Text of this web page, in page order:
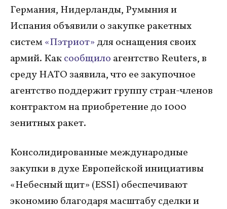
Германия, Нидерланды, Румыния и
Испания объявили о закупке ракетных
систем«Пэтриот»для оснащения своих
армий. Каксообщило агентство Reuters, в
среду НАТО заявила, что ее закупочное
агентство поддержит группу стран-членов
контрактом на приобретение до 1000
зенитных ракет.
Консолидированные международные
закупки в духе Европейской инициативы
«Небесный щит» (ESSI) обеспечивают
экономию благодаря масштабу сделки и